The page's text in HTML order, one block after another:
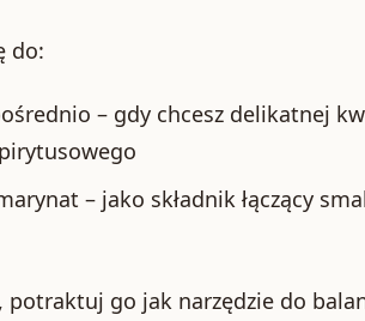
do:
– gdy chcesz delikatnej
– jako składnik łączący
potraktuj go jak narzędzie do